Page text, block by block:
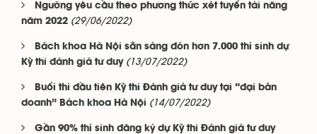
Ngưỡng yêu cầu theo phương thức xét tuyển tài năng
năm 2022 (29/06/2022)
Bách khoa Hà Nội sẵn sàng đón hơn 7.000 thí sinh dự
Kỳ thi đánh giá tư duy (13/07/2022)
Buổi thi đầu tiên Kỳ thi Đánh giá tư duy tại “đại bản
doanh” Bách khoa Hà Nội (14/07/2022)
Gần 90% thí sinh đăng ký dự Kỳ thi Đánh giá tư duy